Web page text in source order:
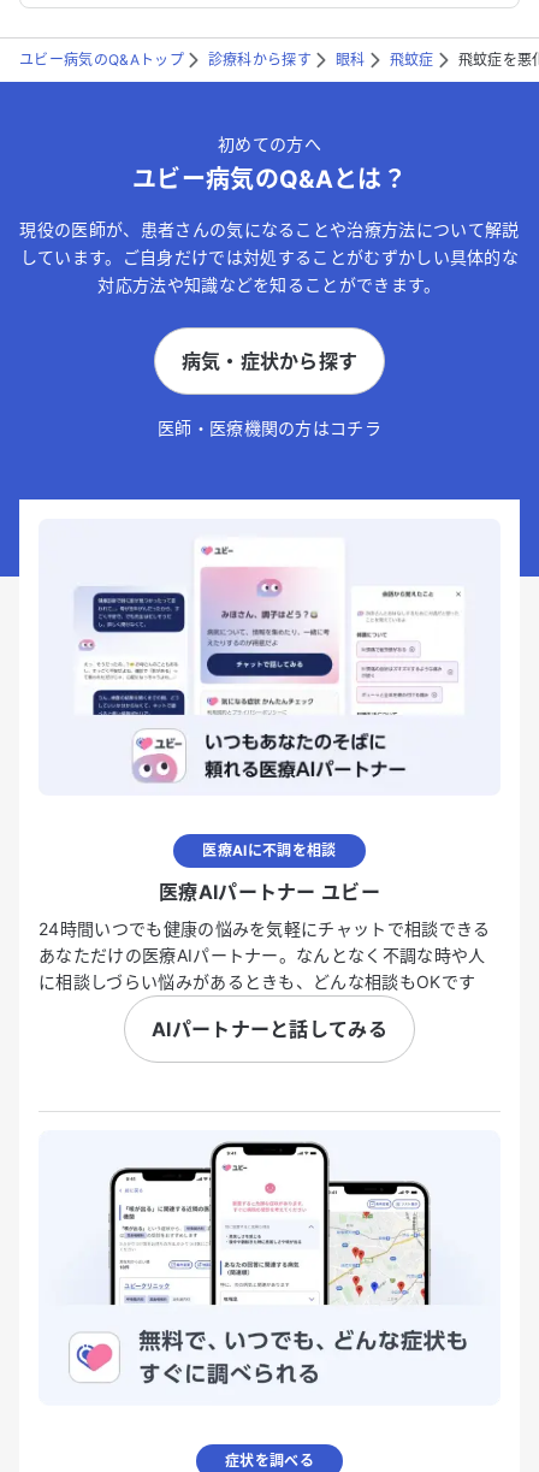
ユビー病気のQ&Aトップ 診療科から探す 眼科 飛蚊症 飛蚊症を悪
初めての方へ
ユビー病気のQ&Aとは？
現役の医師が、患者さんの気になることや治療方法について解説
しています。ご自身だけでは対処することがむずかしい具体的な
対応方法や知識などを知ることができます。
病気・症状から探す
医師・医療機関の方はコチラ
医療AIに不調を相談
医療AIパートナー ユビー
24時間いつでも健康の悩みを気軽にチャットで相談できる
あなただけの医療AIパートナー。なんとなく不調な時や人
に相談しづらい悩みがあるときも、どんな相談もOKです
AIパートナーと話してみる
症状を調べる